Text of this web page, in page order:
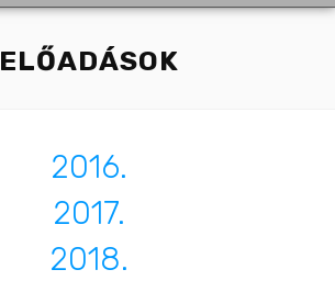
ELŐADÁSOK
2016.
2017.
2018.